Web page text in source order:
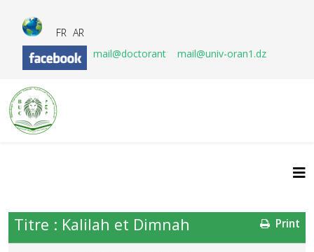
FR AR
mail@doctorant
mail@univ-oran1.dz
Print
Titre : Kalilah et Dimnah